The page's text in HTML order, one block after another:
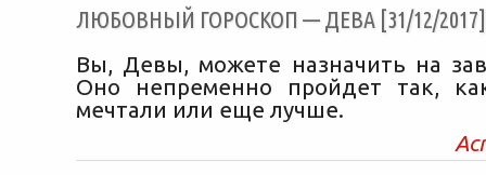
ЛЮБОВНЫЙ ГОРОСКОП — ДЕВА [31/12/2017]
Вы, Девы, можете назначить на
Оно непременно пройдет так,
мечтали или еще лучше.